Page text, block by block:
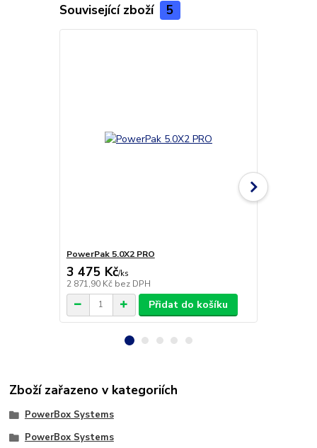
Související zboží 5
PowerPak 5.0X2 PRO
3 475 Kč/ks
2 871,90 Kč bez DPH
Přidat do košíku
Zboží zařazeno v kategoriích
PowerBox Systems
PowerBox Systems